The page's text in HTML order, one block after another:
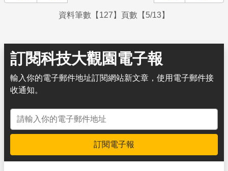
資料筆數【127】頁數【5/13】
訂閱科技大觀園電子報
輸入你的電子郵件地址訂閱網站新文章，使用電子郵件接
收通知。
電子郵件地址
訂閱電子報